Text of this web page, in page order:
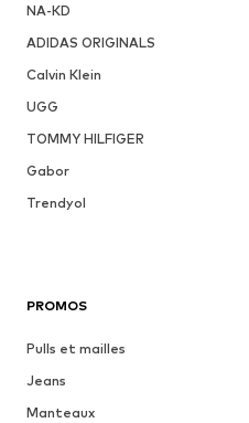
NA-KD
ADIDAS ORIGINALS
Calvin Klein
UGG
TOMMY HILFIGER
Gabor
Trendyol
PROMOS
Pulls et mailles
Jeans
Manteaux